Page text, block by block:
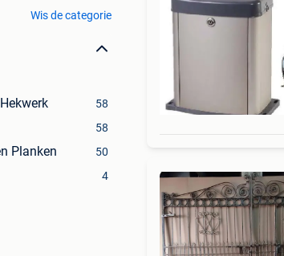
Wis de categorie
58
58
Planken 50
4